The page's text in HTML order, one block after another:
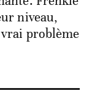
niveau,
problème